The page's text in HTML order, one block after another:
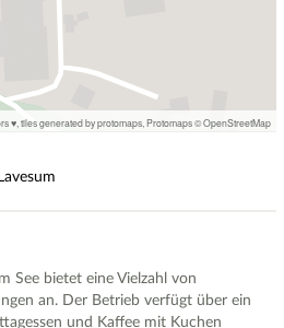
♥, tiles generated by protomaps Protomaps©OpenStreetMap
See bietet eine Vielzahl von
an. Der Betrieb verfügt über ein
und Kaffee mit Kuchen